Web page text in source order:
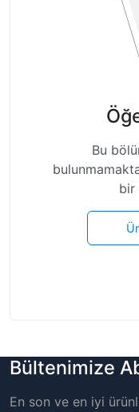
Bu
bir
Bültenimize
En son ve en iyi